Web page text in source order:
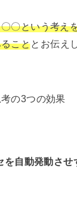
〇という考え
こととお伝え
の3つの効果
を自動発動させ